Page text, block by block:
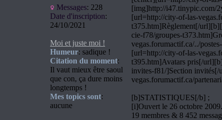
Messages: 228
Date d'inscription:
24/10/2021
Moi et juste moi !
Humeur: sadique !
Citation du moment:
Il vaut mieux être saoul
que con, ça dure moins
longtemps !
Mes topics sont:
aucune
[img]http://i47.tinypic.com/
[url=http://city-of-las-
t375.htm]Règlement[/
cie-f78/groupes-
vegas.forumactif.ca/../
[url=http://city-of-las-
t395.htm]Avatars pris[/
invites-f81/]Section
vegas.forumactif.ca/
[b]STATISTIQUES[/b] ;
[i]Ouvert le 26 octobre
19 membres & 8 452